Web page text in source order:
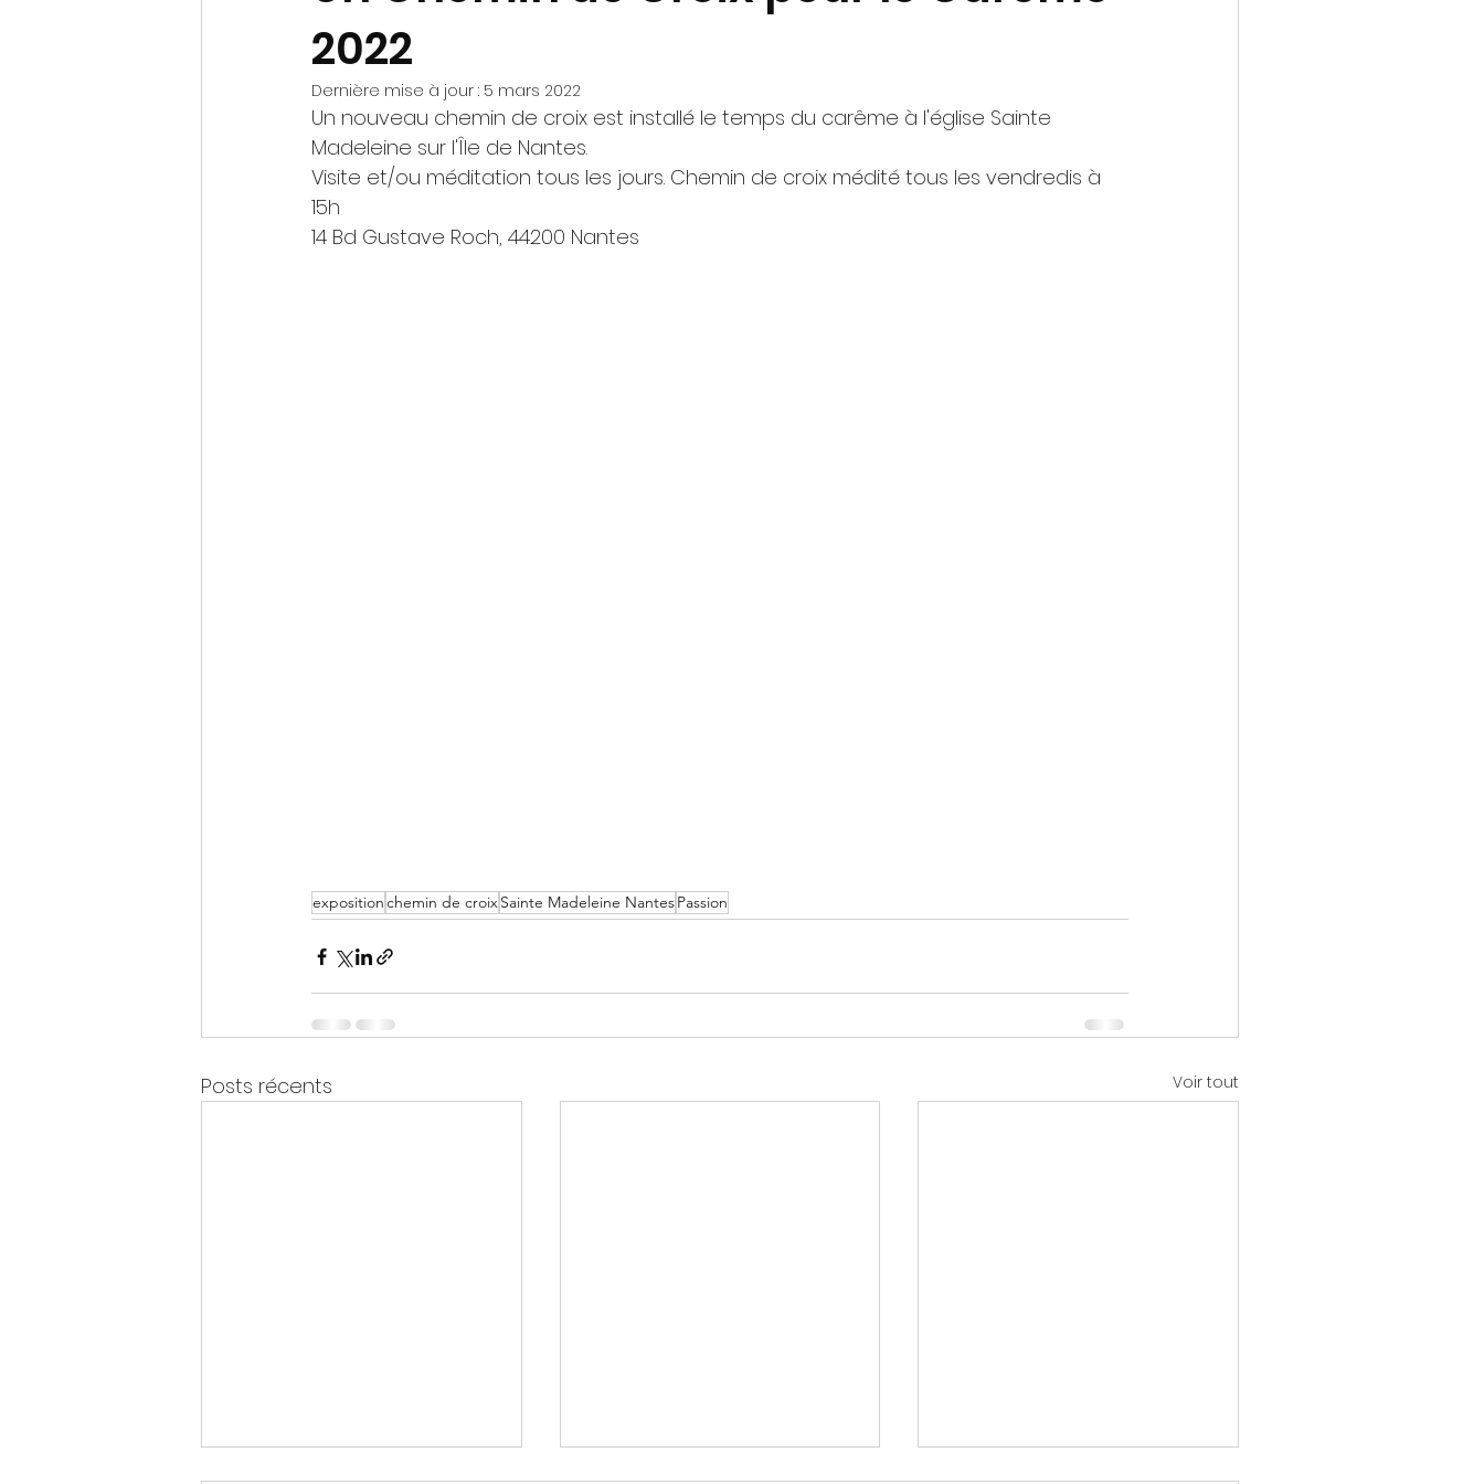
2022
Dernière mise à jour : 5 mars 2022
Un nouveau chemin de croix est installé le temps du carême à l'église Sainte
Madeleine sur l'Île de Nantes.
Visite et/ou méditation tous les jours. Chemin de croix médité tous les vendredis à
15h
14 Bd Gustave Roch, 44200 Nantes
expositionchemin de croixSainte Madeleine NantesPassion
Posts récents Voir tout